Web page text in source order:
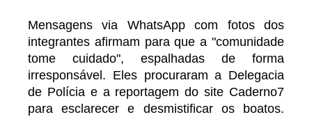
Mensagens via WhatsApp com fotos dos
integrantes afirmam para que a "comunidade
tome cuidado", espalhadas de forma
irresponsável. Eles procuraram a Delegacia
de Polícia e a reportagem do site Caderno7
para esclarecer e desmistificar os boatos.